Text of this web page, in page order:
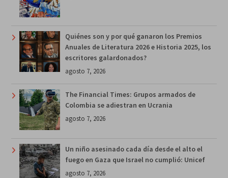
Quiénes son y por qué ganaron los Premios
Anuales de Literatura 2026 e Historia 2025, los
escritores galardonados?
agosto 7, 2026
The Financial Times: Grupos armados de
Colombia se adiestran en Ucrania
agosto 7, 2026
Un niño asesinado cada día desde el alto el
fuego en Gaza que Israel no cumplió: Unicef
agosto 7, 2026